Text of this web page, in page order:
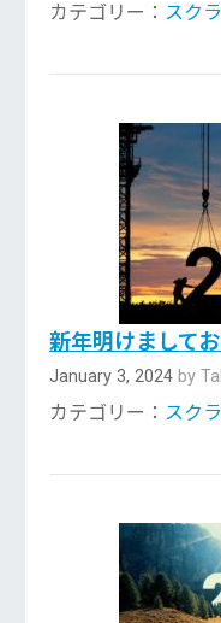
カテゴリー： スク
新年明けまして
January 3, 2024 by
カテゴリー： スク